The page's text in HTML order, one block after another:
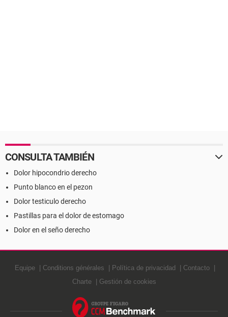
CONSULTA TAMBIÉN
Dolor hipocondrio derecho
Punto blanco en el pezon
Dolor testiculo derecho
Pastillas para el dolor de estomago
Dolor en el seño derecho
Equipe Conditions générales Política de privacidad
Contacto
Charte
Gestión de cookies